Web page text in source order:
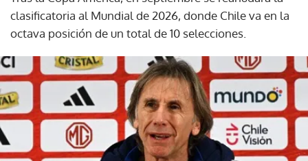
clasificatoria al Mundial de 2026, donde Chile va en la
octava posición de un total de 10 selecciones.